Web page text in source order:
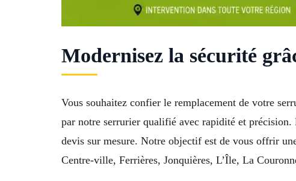
Modernisez la sécurité
Vous souhaitez confier le remplacement de votre
par notre serrurier qualifié avec rapidité et précision.
devis sur mesure. Notre objectif est de vous offrir
Centre-ville, Ferrières, Jonquières, L’Île, La